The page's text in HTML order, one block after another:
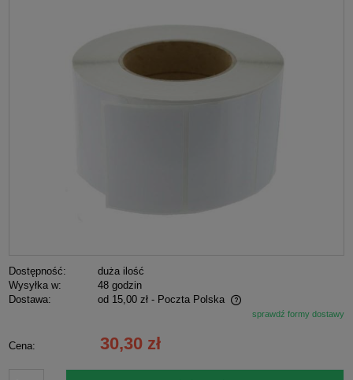
Dostępność:
duża ilość
Wysyłka w:
48 godzin
Dostawa:
od 15,00 zł - Poczta Polska
Cena nie zawiera ewentualnych kosztów płatnościsprawdź formy dostawy
Cena: 30,30 zł